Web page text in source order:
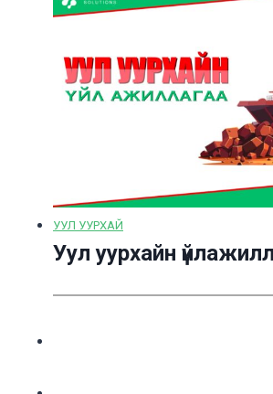
УУЛ УУРХАЙ
Уул уурхайн